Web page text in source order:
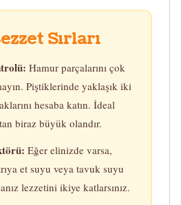
Sırları
Hamur parçalarını çok
Piştiklerinde yaklaşık iki
hesaba katın. İdeal
biraz büyük olandır.
Eğer elinizde varsa,
et suyu veya tavuk suyu
lezzetini ikiye katlarsınız.